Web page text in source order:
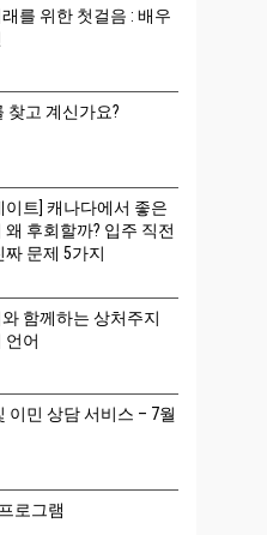
를 위한 첫걸음 : 배우
찾고 계신가요?
이트] 캐나다에서 좋은
왜 후회할까? 입주 직전
문제 5가지
함께하는 상처주지
언어
이민 상담 서비스 – 7월
로그램